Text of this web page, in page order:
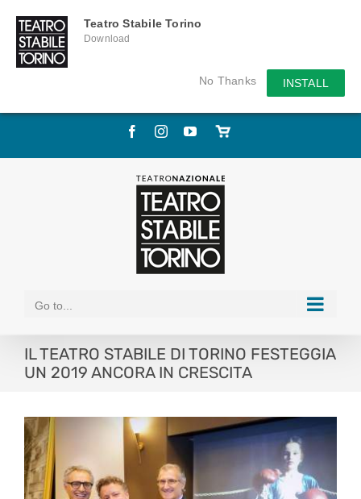
Teatro Stabile Torino
Download
No Thanks INSTALL
Skip
FacebookInstagramYouTube
Store
Go to...
IL TEATRO STABILE DI TORINO FESTEGGIA
UN 2019 ANCORA IN CRESCITA